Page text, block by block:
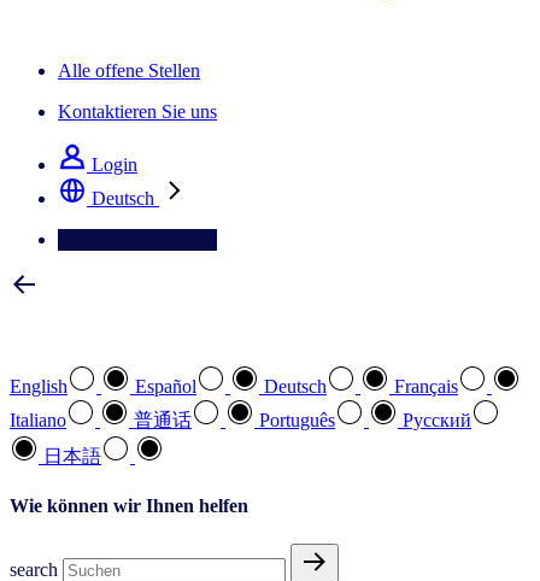
Alle offene Stellen
Kontaktieren Sie uns
Login
Deutsch
English Español Deutsch
Français
Italiano
普通话 Português
Pусский
日本語
Wie können wir Ihnen helfen
search